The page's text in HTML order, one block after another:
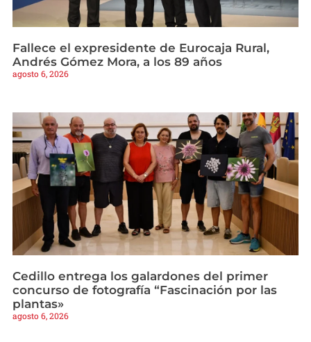
Fallece el expresidente de Eurocaja Rural,
Andrés Gómez Mora, a los 89 años
agosto 6, 2026
Cedillo entrega los galardones del primer
concurso de fotografía “Fascinación por las
plantas»
agosto 6, 2026